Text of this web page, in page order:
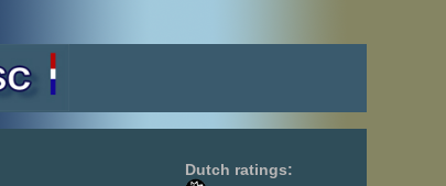
Dutch ratings: